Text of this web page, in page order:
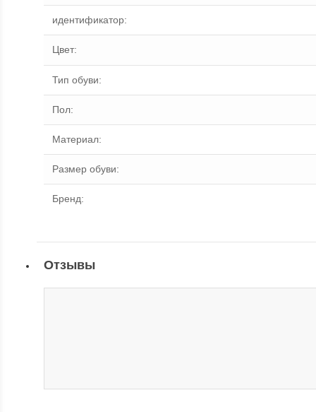
идентификатор:
Цвет:
Тип обуви:
Пол:
Материал:
Размер обуви:
Бренд:
Отзывы